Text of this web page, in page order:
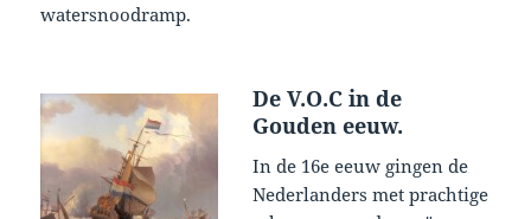
watersnoodramp.
De V.O.C in de
Gouden eeuw.
In de 16e eeuw gingen de
Nederlanders met prachtige